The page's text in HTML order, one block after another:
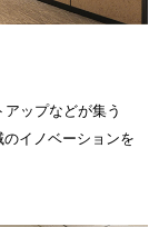
ップなどが集う
のイノベーションを